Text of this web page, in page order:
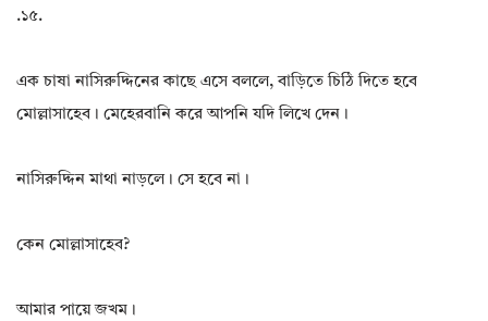
.১৫.
এক চাষা নাসিরুদ্দিনের কাছে এসে বললে, বাড়িতে চিঠি দিতে হবে
মোল্লাসাহেব। মেহেরবানি করে আপনি যদি লিখে দেন।
নাসিরুদ্দিন মাথা নাড়লে। সে হবে না।
কেন মোল্লাসাহেব?
আমার পায়ে জখম।